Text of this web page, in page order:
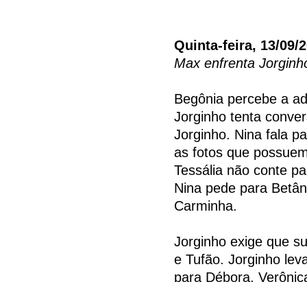
Quinta-feira, 13/09/
Max enfrenta
Begônia percebe a
Jorginho tenta
Jorginho. Nina fala
as fotos que
Tessália não conte
Nina pede para
Carminha.
Jorginho exige que
e Tufão. Jorginho
para Débora.